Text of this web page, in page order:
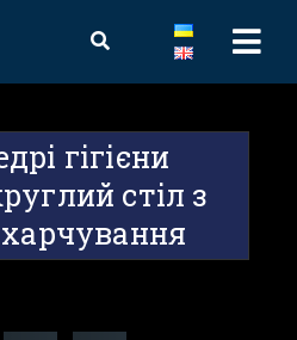
гігієни
стіл з